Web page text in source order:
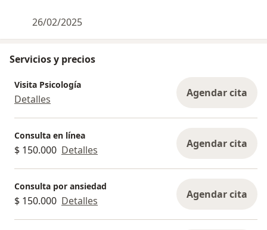
26/02/2025
Servicios y precios
Visita Psicología
Detalles Agendar cita
Consulta en línea
$ 150.000 Detalles Agendar cita
Consulta por ansiedad
$ 150.000 Detalles Agendar cita